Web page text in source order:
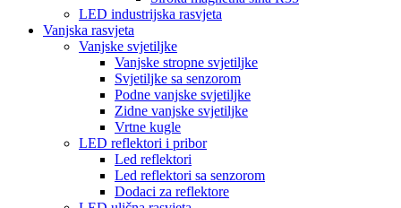
LED industrijska rasvjeta
Vanjska rasvjeta
Vanjske svjetiljke
Vanjske stropne svjetiljke
Svjetiljke sa senzorom
Podne vanjske svjetiljke
Zidne vanjske svjetiljke
Vrtne kugle
LED reflektori i pribor
Led reflektori
Led reflektori sa senzorom
Dodaci za reflektore